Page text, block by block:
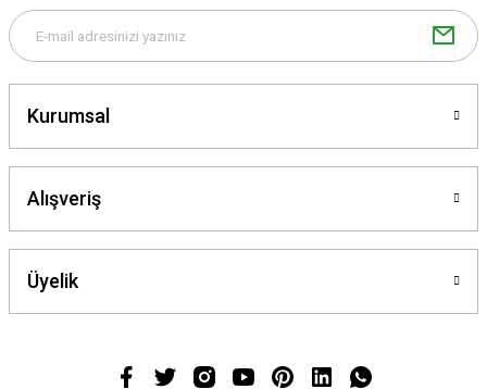
Kurumsal
Alışveriş
Üyelik